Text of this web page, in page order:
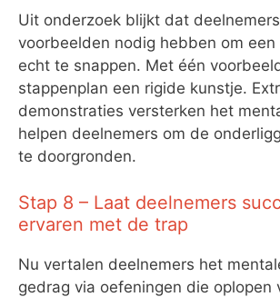
Uit onderzoek blijkt dat
voorbeelden nodig hebben om een
echt te snappen. Met één
stappenplan een rigide kunstje.
demonstraties versterken het
helpen deelnemers om de
te doorgronden.
Stap 8 – Laat deelnemers
ervaren met de trap
Nu vertalen deelnemers het
gedrag via oefeningen die oplopen